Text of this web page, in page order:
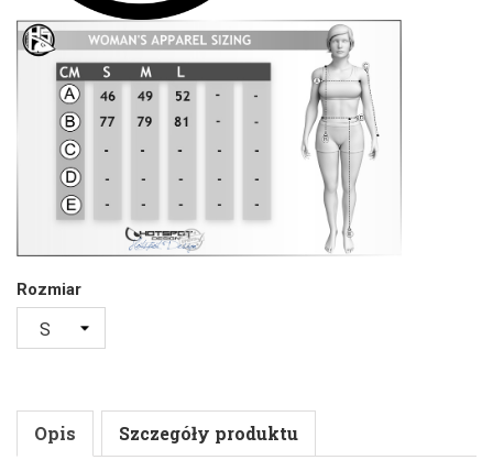
Rozmiar
Opis Szczegóły produktu